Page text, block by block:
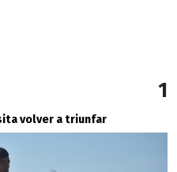
1
volver a triunfar